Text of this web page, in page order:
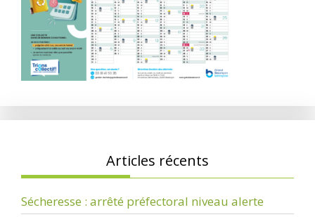
Articles récents
Sécheresse : arrêté préfectoral niveau alerte